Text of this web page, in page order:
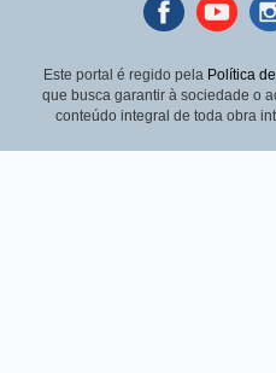
Facebookyoutube
Este portal é regido pela Política
que busca garantir à sociedade o
conteúdo integral de toda obra